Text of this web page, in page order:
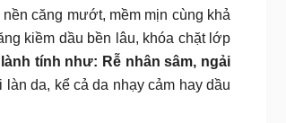
căng mướt, mềm mịn cùng khả
kiềm dầu bền lâu, khóa chặt lớp
tính như: Rễ nhân sâm, ngải
làn da, kể cả da nhạy cảm hay dầu